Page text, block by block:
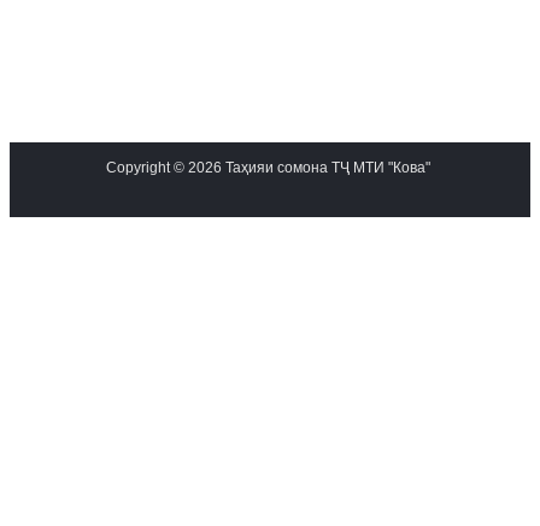
Copyright © 2026 Таҳияи сомона ТҶ МТИ "Кова"